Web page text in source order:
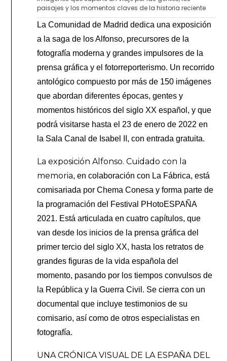
paisajes y los momentos claves de la historia reciente
La Comunidad de Madrid dedica una exposición
a la saga de los Alfonso, precursores de la
fotografía moderna y grandes impulsores de la
prensa gráfica y el fotorreporterismo. Un recorrido
antológico compuesto por más de 150 imágenes
que abordan diferentes épocas, gentes y
momentos históricos del siglo XX español, y que
podrá visitarse hasta el 23 de enero de 2022 en
la Sala Canal de Isabel II, con entrada gratuita.
La exposición Alfonso. Cuidado con la
memoria, en colaboración con La Fábrica, está
comisariada por Chema Conesa y forma parte de
la programación del Festival PHotoESPAÑA
2021. Está articulada en cuatro capítulos, que
van desde los inicios de la prensa gráfica del
primer tercio del siglo XX, hasta los retratos de
grandes figuras de la vida española del
momento, pasando por los tiempos convulsos de
la República y la Guerra Civil. Se cierra con un
documental que incluye testimonios de su
comisario, así como de otros especialistas en
fotografía.
UNA CRÓNICA VISUAL DE LA ESPAÑA DEL